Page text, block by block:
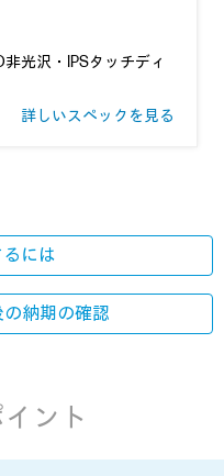
光沢・IPSタッチディ
詳しいスペックを見る
には
の納期の確認
ント